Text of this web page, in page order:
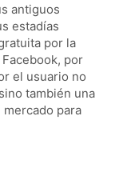
antiguos
estadías
por la
por
el usuario no
también una
para